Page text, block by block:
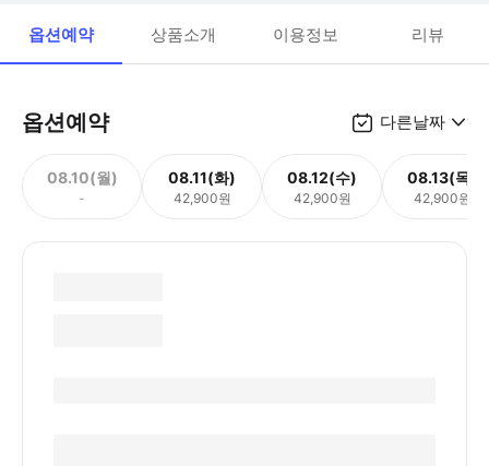
옵션예약 상품소개 이용정보 리뷰
옵션예약 다른날짜
08.10(월)
-
08.11(화)
42,900원
08.12(수)
42,900원
08.13(목)
42,900원